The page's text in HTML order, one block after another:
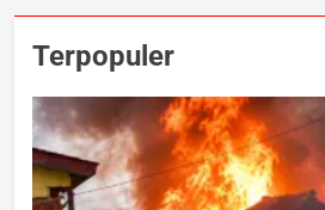
Terpopuler